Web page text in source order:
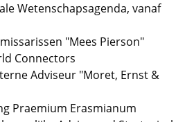
Wetenschapsagenda, vanaf
"Mees Pierson"
Connectors
Adviseur "Moret, Ernst &
Praemium Erasmianum